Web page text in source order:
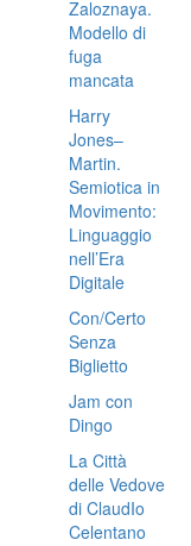
Zaloznaya.
Modello di
fuga
mancata
Harry
Jones–
Martin.
Semiotica in
Movimento:
Linguaggio
nell’Era
Digitale
Con/Certo
Senza
Biglietto
Jam con
Dingo
La Città
delle Vedove
di ClaudIo
Celentano